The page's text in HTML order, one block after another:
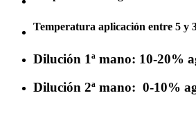
Temperatura aplicación entre 5 y
Dilución 1ª mano: 10-20%
Dilución 2ª mano: 0-10%